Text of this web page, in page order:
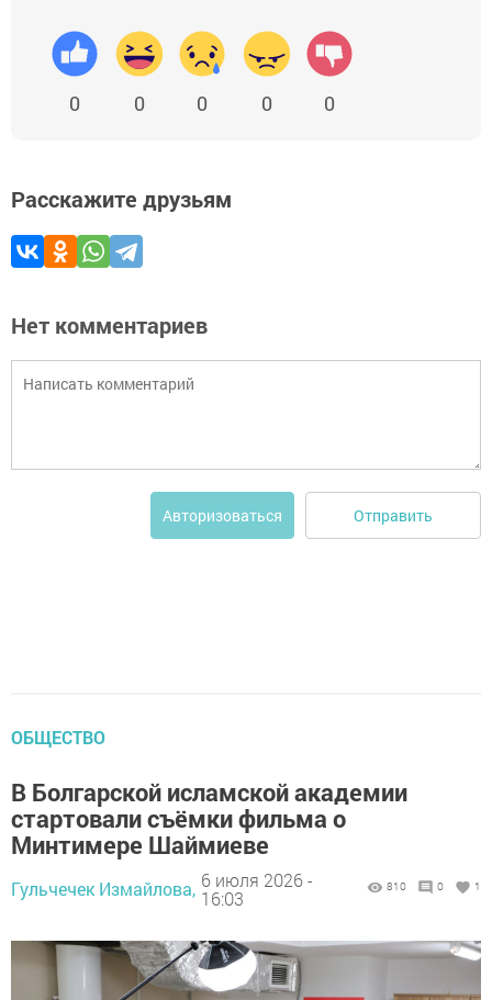
0 0 0 0 0
Расскажите друзьям
Нет комментариев
Авторизоваться Отправить
ОБЩЕСТВО
В Болгарской исламской академии
стартовали съёмки фильма о
Минтимере Шаймиеве
Гульчечек Измайлова, 6 июля 2026 -
16:03
810 0 1